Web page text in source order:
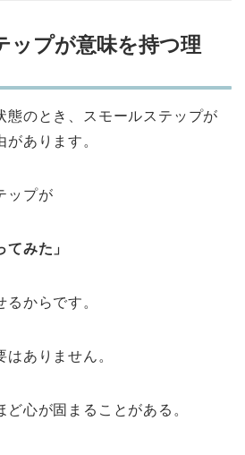
ップが意味を持つ理
態のとき、スモールステップが
あります。
ップが
てみた」
からです。
ありません。
心が固まることがある。